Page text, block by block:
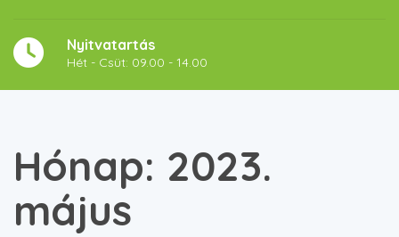
Nyitvatartás
Hét - Csüt: 09.00 - 14.00
Hónap: 2023.
május